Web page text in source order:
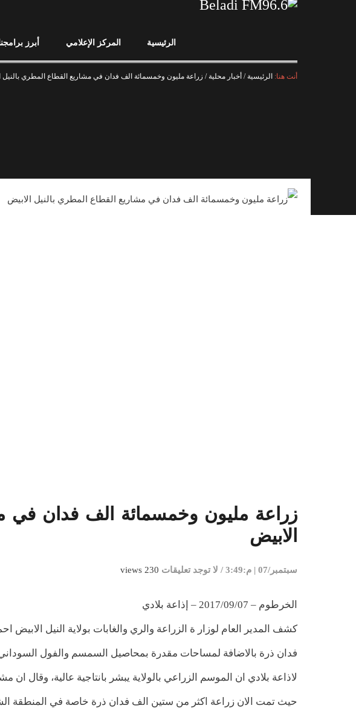
الرئيسية المركز الإعلامي أبرز
أنت هنا: الرئيسية / أخبار محلية / زراعة مليون وخمسمائة الف فدان في مشاريع القطاع المطري بالنيل
زراعة مليون وخمسمائة الف فدان في
الابيض
سبتمبر/07 | م:3:49 / لا توجد تعليقات 230 views
الخرطوم – 2017/09/07 – إذاعة بلادي
كشف المدير العام لوزار ة الزراعة والري والغابات بولاية النيل
فدان ذرة بالاضافة لمساحات مقدرة بمحاصيل السمسم والفول
لاذاعة بلادي ان الموسم الزراعي بالولاية يبشر بانتاجية عالية، وقال
حيث تمت الان زراعة اكثر من ستين الف فدان ذرة خاصة في المنطقة